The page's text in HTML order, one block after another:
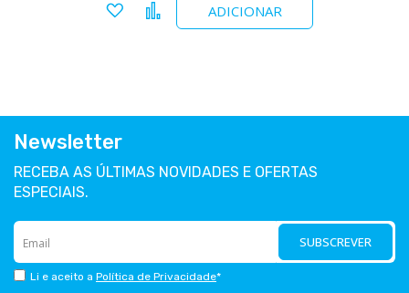
ADICIONAR
Adicionar a favoritos
Comparar
Newsletter
RECEBA AS ÚLTIMAS NOVIDADES E OFERTAS
ESPECIAIS.
SUBSCREVER
Li e aceito a Política de Privacidade*